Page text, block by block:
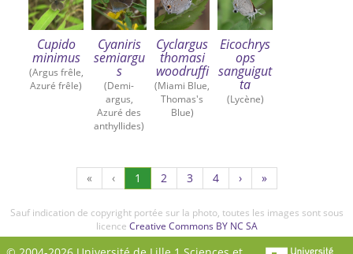
Cupido
minimus
(Argus frêle,
Azuré frêle)
Cyaniris
semiargu
s
(Demi-
argus,
Azuré des
anthyllides)
Cyclargus
thomasi
woodruffi
(Miami Blue,
Thomas's
Blue)
Eicochrys
ops
sanguigut
ta
(Lycène)
« ‹ 1 (Actuel)
2Page
2
3Page
3
4Page
4
› »
Sauf indication de copyright portée sur la photo, toutes les images sont sous
licence Creative Commons BY NC SA